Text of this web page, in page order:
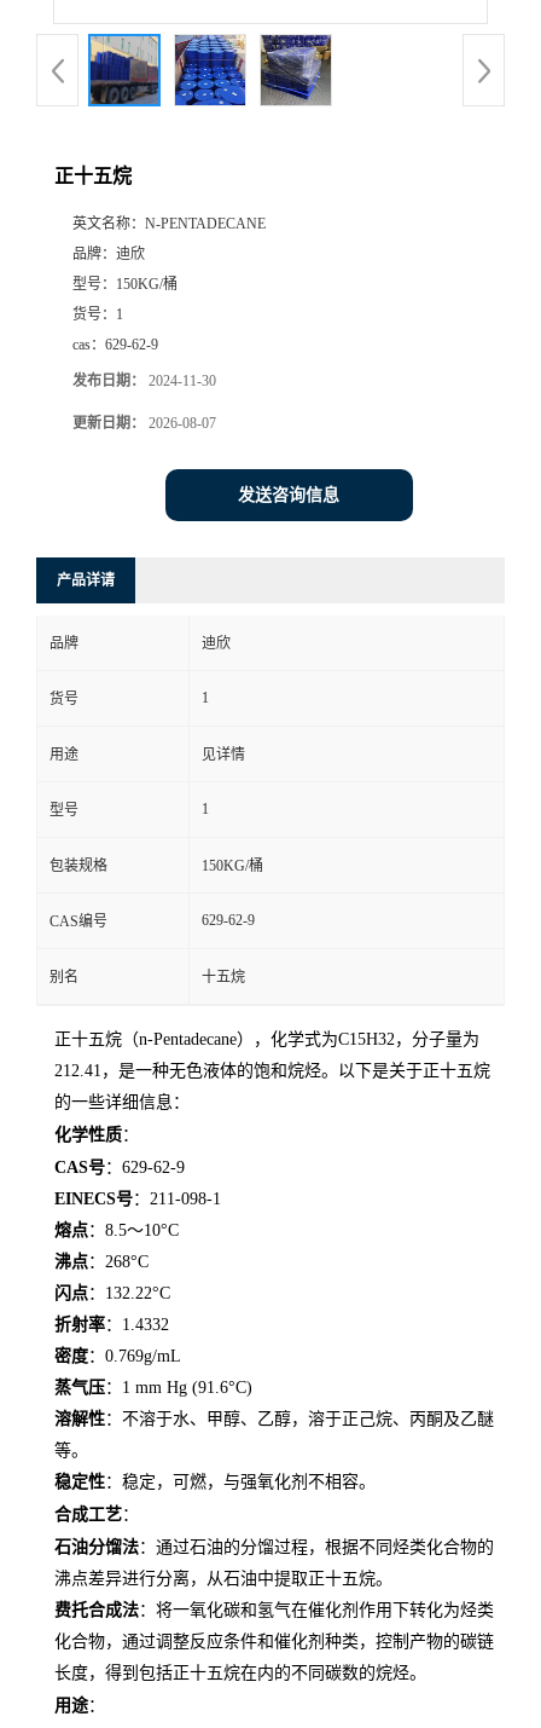
厅
方
正十五烷
英文名称： N-PENTADECANE
品牌： 迪欣
型号： 150KG/桶
货号： 1
cas： 629-62-9
发布日期： 2024-11-30
更新日期： 2026-08-07
发送咨询信息
产品详请
品牌 迪欣
货号 1
用途 见详情
型号 1
包装规格 150KG/桶
CAS编号 629-62-9
别名 十五烷
正十五烷（n-Pentadecane），化学式为C15H32，分子量为
212.41，是一种无色液体的饱和烷烃。以下是关于正十五烷
的一些详细信息：
化学性质：
CAS号：629-62-9
EINECS号：211-098-1
熔点：8.5～10°C
沸点：268°C
闪点：132.22°C
折射率：1.4332
密度：0.769g/mL
蒸气压：1 mm Hg (91.6°C)
溶解性：不溶于水、甲醇、乙醇，溶于正己烷、丙酮及乙醚
等。
稳定性：稳定，可燃，与强氧化剂不相容。
合成工艺：
石油分馏法：通过石油的分馏过程，根据不同烃类化合物的
沸点差异进行分离，从石油中提取正十五烷。
费托合成法：将一氧化碳和氢气在催化剂作用下转化为烃类
化合物，通过调整反应条件和催化剂种类，控制产物的碳链
长度，得到包括正十五烷在内的不同碳数的烷烃。
用途：